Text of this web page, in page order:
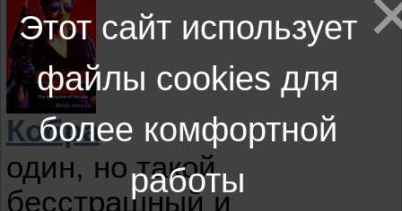
Кобра
один, но такой
бесстрашный и
Этот сайт использует
файлы cookies для
более комфортной
работы